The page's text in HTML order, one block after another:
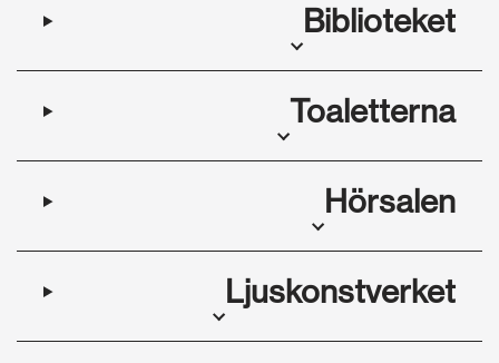
Biblioteket
Toaletterna
Hörsalen
Ljuskonstverket